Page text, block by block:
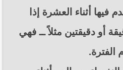
فيها أثناء العشرة إذا
أو دقيقتين مثلاً ــ فهي
الفترة.